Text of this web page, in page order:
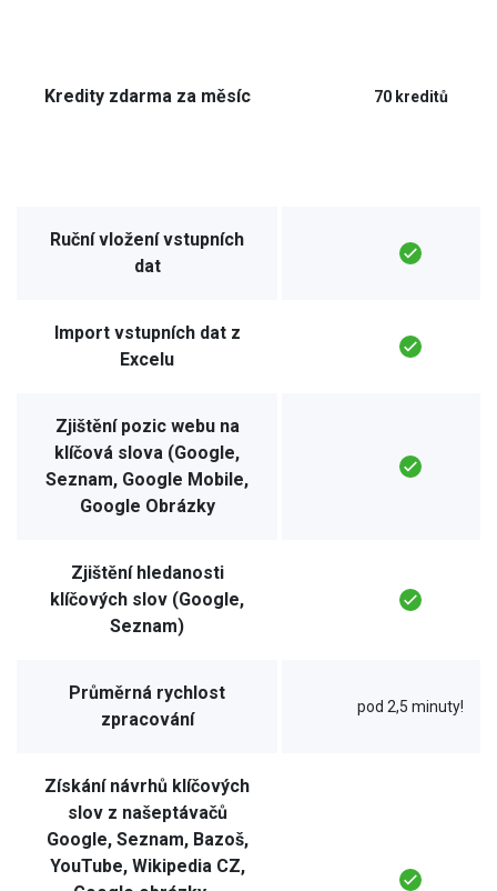
Kredity zdarma za měsíc 70 kreditů
Ruční vložení vstupních
dat
Import vstupních dat z
Excelu
Zjištění pozic webu na
klíčová slova (Google,
Seznam, Google Mobile,
Google Obrázky
Zjištění hledanosti
klíčových slov (Google,
Seznam)
Průměrná rychlost
zpracování
pod 2,5 minuty!
Získání návrhů klíčových
slov z našeptávačů
Google, Seznam, Bazoš,
YouTube, Wikipedia CZ,